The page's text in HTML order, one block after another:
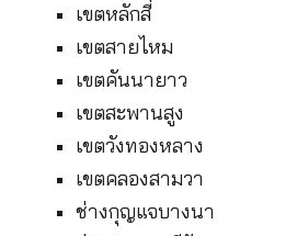
เขตหลักสี่
เขตสายไหม
เขตคันนายาว
เขตสะพานสูง
เขตวังทองหลาง
เขตคลองสามวา
ช่างกุญแจบางนา